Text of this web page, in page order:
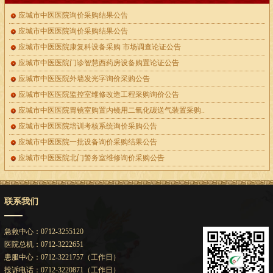
应城市中医医院询价采购结果公告
应城市中医医院询价采购结果公告
应城市中医医院康复科设备采购 市场调查论证公告
应城市中医医院门诊智慧西药房设备购置论证公告
应城市中医医院外墙发光字询价采购公告
应城市中医医院监控室维修改造工程采购询价公告
应城市中医医院胃镜室购置内镜用二氧化碳送气装置采购..
应城市中医医院培训考核系统询价采购公告
应城市中医医院一批设备询价采购结果公告
应城市中医医院北门警务室维修询价采购公告
联系我们
急救中心：0712-3255120
医院总机：0712-3222651
患服中心：0712-3221757（工作日）
投诉电话：0712-3220871（工作日）